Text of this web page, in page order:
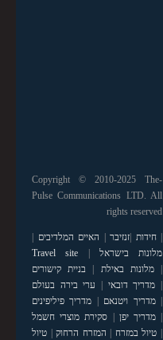
Copyright © 2010-2025 The-
Pulse Communications LTD. All
rights reserved
|חידות זנזיבר האיים המלדיבים
מלונות בישראל
Travel site
|מלונות באילת
בניית קישורים
מדריך דובאי
ערי בירה בעולם
|מדריך ויטנאם
מדריך פיליפינים
|מדריך יפן
סקירת מוצרי חשמל
טיול במזרח המזרח הרחוק| טיול